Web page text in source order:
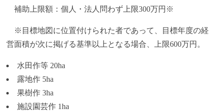
補助上限額：個人・法人問わず上限300万円※
※目標地図に位置付けられた者であって、目標年度の経
営面積が次に掲げる基準以上となる場合、上限600万円。
水田作等 20ha
露地作 5ha
果樹作 3ha
施設園芸作 1ha